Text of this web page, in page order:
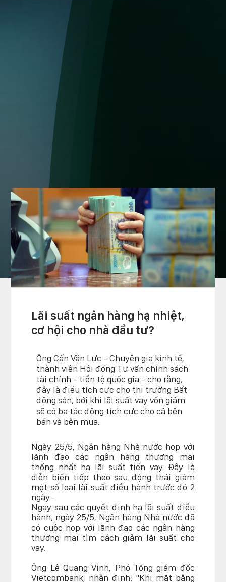
TIN THỊ TRƯỜNG
trang chủ » tin tức & sự kiện » tin thị trường
Lãi suất ngân hàng hạ nhiệt,
cơ hội cho nhà đầu tư?
Ông Cấn Văn Lực - Chuyên gia kinh tế,
thành viên Hội đồng Tư vấn chính sách
tài chính - tiền tệ quốc gia - cho rằng,
đây là điều tích cực cho thị trường Bất
động sản, bởi khi lãi suất vay vốn giảm
sẽ có ba tác động tích cực cho cả bên
bán và bên mua.
Ngày 25/5, Ngân hàng Nhà nước họp với
lãnh đạo các ngân hàng thương mại
thống nhất hạ lãi suất tiền vay. Đây là
diễn biến tiếp theo sau động thái giảm
một số loại lãi suất điều hành trước đó 2
ngày...
Ngay sau các quyết định hạ lãi suất điều
hành, ngày 25/5, Ngân hàng Nhà nước đã
có cuộc họp với lãnh đạo các ngân hàng
thương mại tìm cách giảm lãi suất cho
vay.
Ông Lê Quang Vinh, Phó Tổng giám đốc
Vietcombank, nhận định: "Khi mặt bằng